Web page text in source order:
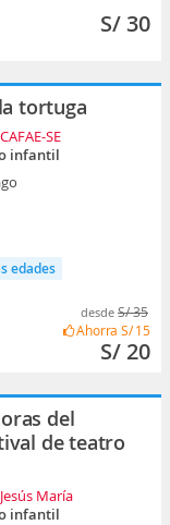
S/ 30
tortuga
SE
infantil
edades
desde S/ 35
Ahorra S/ 15
S/ 20
del
de teatro
María
infantil